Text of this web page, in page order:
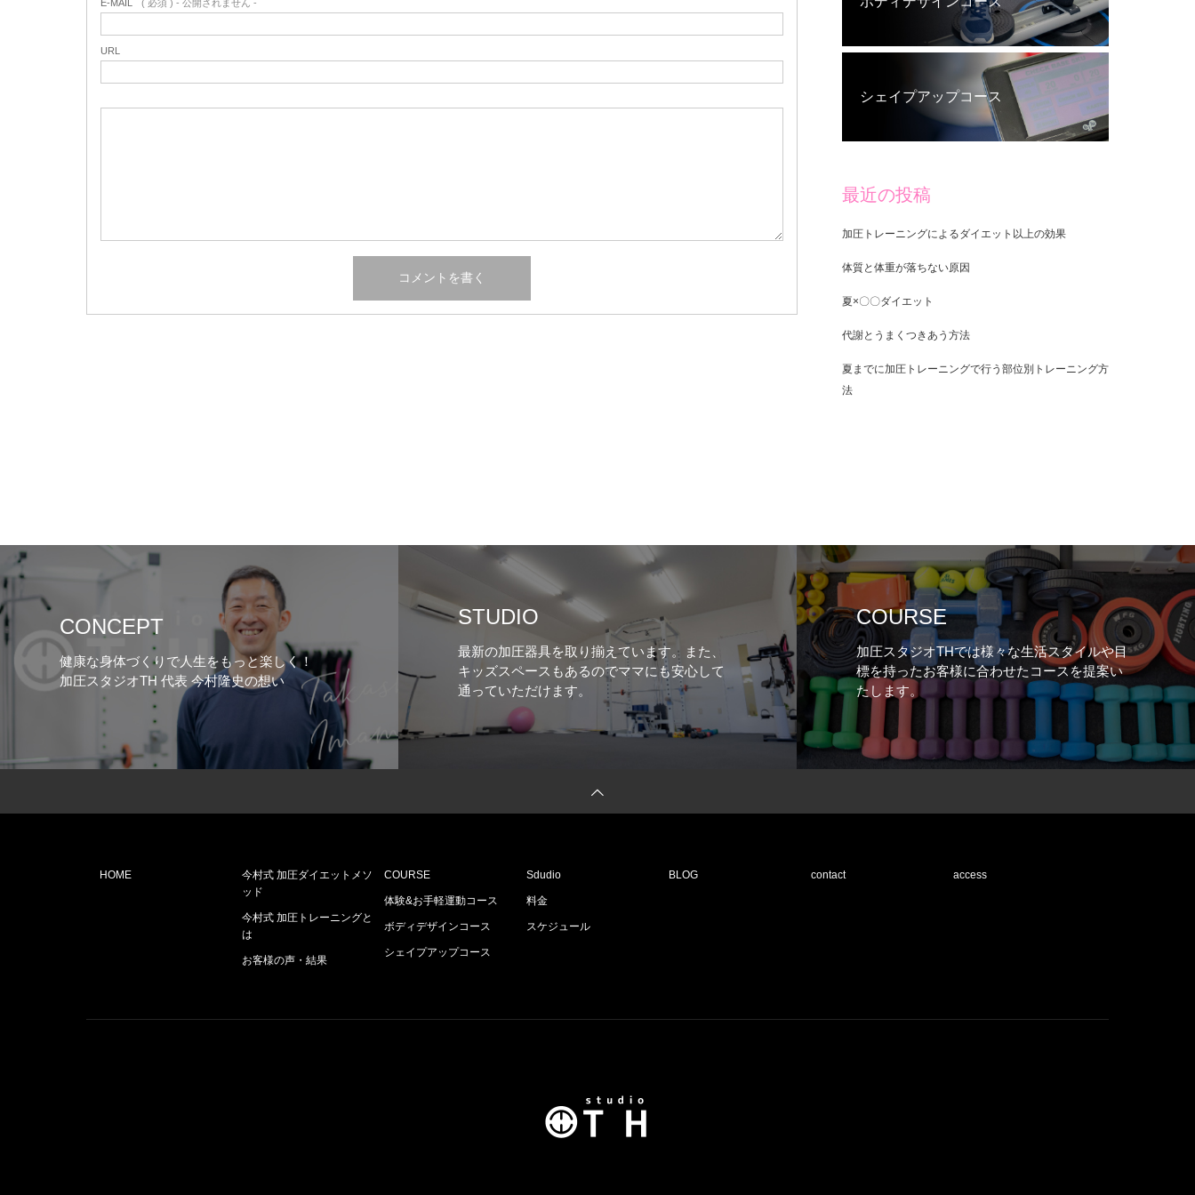
E-MAIL ( 必須 ) - 公開されません -
URL
シェイプアップコース
最近の投稿
加圧トレーニングによるダイエット以上の効果
体質と体重が落ちない原因
夏×〇〇ダイエット
代謝とうまくつきあう方法
夏までに加圧トレーニングで行う部位別トレーニング方
法
CONCEPT
健康な身体づくりで人生をもっと楽しく！
加圧スタジオTH 代表 今村隆史の想い
STUDIO
最新の加圧器具を取り揃えています。また、
キッズスペースもあるのでママにも安心して
通っていただけます。
COURSE
加圧スタジオTHでは様々な生活スタイルや目
標を持ったお客様に合わせたコースを提案い
たします。
HOME
今村式 加圧ダイエットメソ
ッド
今村式 加圧トレーニングと
は
お客様の声・結果
COURSE
体験&お手軽運動コース
ボディデザインコース
シェイプアップコース
Sdudio
料金
スケジュール
BLOG contact access